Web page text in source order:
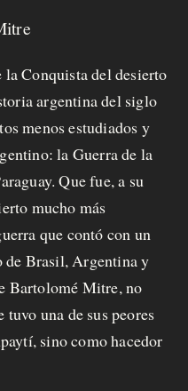
la Conquista del desierto
argentina del siglo
menos estudiados y
la Guerra de la
Que fue, a su
mucho más
que contó con un
de Brasil, Argentina y
Bartolomé Mitre, no
una de sus peores
sino como hacedor